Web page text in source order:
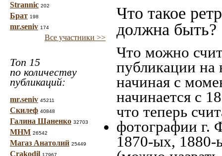
Strannic 202
Брат 198
mr.seniv 174
Все участники >>
Топ 15
по количеству
публикаций:
mr.seniv 45211
Скилеф 40848
Галина Шаненко 32703
МНМ 26542
Магаз Анатолий 25449
Crakodil 17967
Что такое
должна быть?
Что можно
публикации
начиная c
начинается с
что теперь
фотографии г.
1870-ых, 1880-